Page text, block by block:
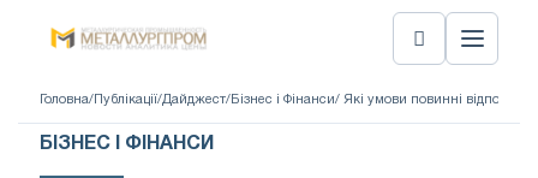
Головна/ Публікації/Дайджест/ Бізнес і Фінанси/ Які умови повинні
БІЗНЕС І ФІНАНСИ